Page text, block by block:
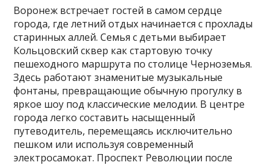
Воронеж встречает гостей в самом сердце
города, где летний отдых начинается с прохлады
старинных аллей. Семья с детьми выбирает
Кольцовский сквер как стартовую точку
пешеходного маршрута по столице Черноземья.
Здесь работают знаменитые музыкальные
фонтаны, превращающие обычную прогулку в
яркое шоу под классические мелодии. В центре
города легко составить насыщенный
путеводитель, перемещаясь исключительно
пешком или используя современный
электросамокат. Проспект Революции после